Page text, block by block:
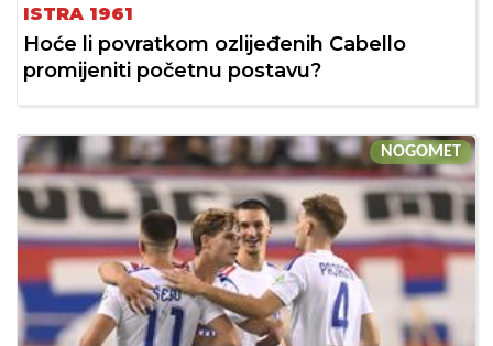
ISTRA 1961
Hoće li povratkom ozlijeđenih Cabello
promijeniti početnu postavu?
NOGOMET